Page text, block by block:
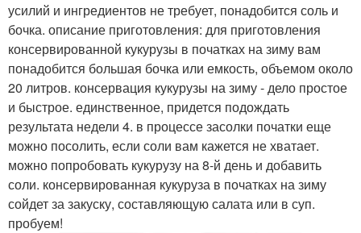
усилий и ингредиентов не требует, понадобится соль и
бочка. описание приготовления: для приготовления
консервированной кукурузы в початках на зиму вам
понадобится большая бочка или емкость, объемом около
20 литров. консервация кукурузы на зиму - дело простое
и быстрое. единственное, придется подождать
результата недели 4. в процессе засолки початки еще
можно посолить, если соли вам кажется не хватает.
можно попробовать кукурузу на 8-й день и добавить
соли. консервированная кукуруза в початках на зиму
сойдет за закуску, составляющую салата или в суп.
пробуем!